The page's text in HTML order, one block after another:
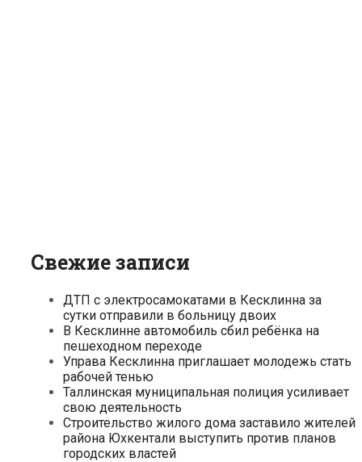
Свежие записи
ДТП с электросамокатами в Кесклинна за
сутки отправили в больницу двоих
В Кесклинне автомобиль сбил ребёнка на
пешеходном переходе
Управа Кесклинна приглашает молодежь стать
рабочей тенью
Таллинская муниципальная полиция усиливает
свою деятельность
Строительство жилого дома заставило жителей
района Юхкентали выступить против планов
городских властей